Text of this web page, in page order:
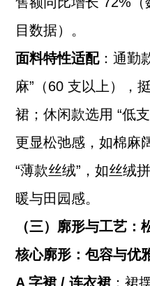
目数据）。
面料特性适配：通勤
麻”（60 支以上），
裙；休闲款选用 “低
更显松弛感，如棉麻
“薄款丝绒”，如丝绒
暖与田园感。
（三）廓形与工艺：
核心廓形：包容与优
A 字裙 / 连衣裙：裙